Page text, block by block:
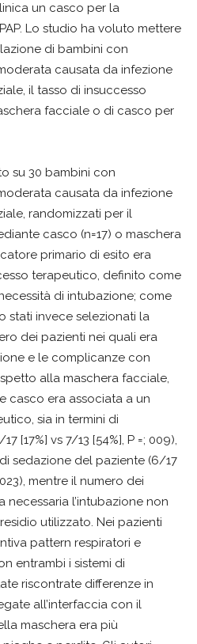
un casco per la
Lo studio ha voluto mettere
di bambini con
causata da infezione
il tasso di insuccesso
facciale o di casco per
su 30 bambini con
causata da infezione
randomizzati per il
casco (n=17) o maschera
primario di esito era
terapeutico, definito come
di intubazione; come
stati invece selezionati la
dei pazienti nei quali era
e le complicanze con
alla maschera facciale,
casco era associata a un
sia in termini di
[17%] vs 7/13 [54%], P =; 009),
sedazione del paziente (6/17
023), mentre il numero dei
necessaria l’intubazione non
utilizzato. Nei pazienti
pattern respiratori e
entrambi i sistemi di
riscontrate differenze in
all’interfaccia con il
maschera era più